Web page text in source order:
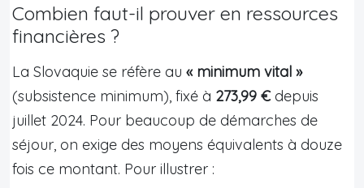
Combien faut-il prouver en ressources
financières ?
La Slovaquie se réfère au « minimum vital »
(subsistence minimum), fixé à 273,99 €depuis
juillet 2024. Pour beaucoup de démarches de
séjour, on exige des moyens équivalents à douze
fois ce montant. Pour illustrer :